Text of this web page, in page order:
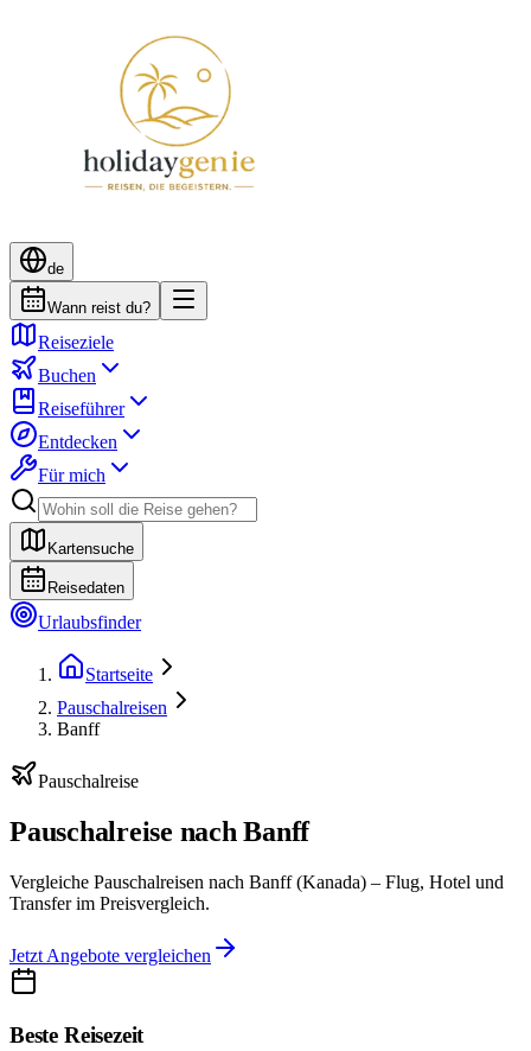
de
Wann reist du?
Reiseziele
Buchen
Reiseführer
Entdecken
Für mich
Kartensuche
Reisedaten
Urlaubsfinder
Startseite
Pauschalreisen
Banff
Pauschalreise
Pauschalreise nach Banff
Vergleiche Pauschalreisen nach Banff (Kanada) – Flug, Hotel und
Transfer im Preisvergleich.
Jetzt Angebote vergleichen
Beste Reisezeit